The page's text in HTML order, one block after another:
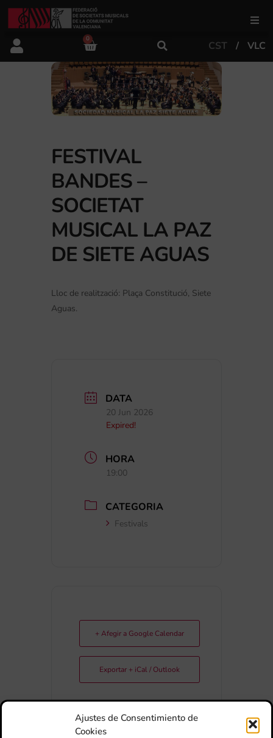
Ajustes de Consentimiento de
Cookies
FSMCV
Àrea de gestió
Àrea Artística
Actualitat
0
CST VLC
FESTIVAL
BANDES –
SOCIETAT
MUSICAL LA PAZ
DE SIETE AGUAS
Lloc de realització: Plaça Constitució, Siete
Aguas.
DATA
20 Jun 2026
Expired!
HORA
19:00
CATEGORIA
Festivals
+ Afegir a Google Calendar
Exportar + iCal / Outlook